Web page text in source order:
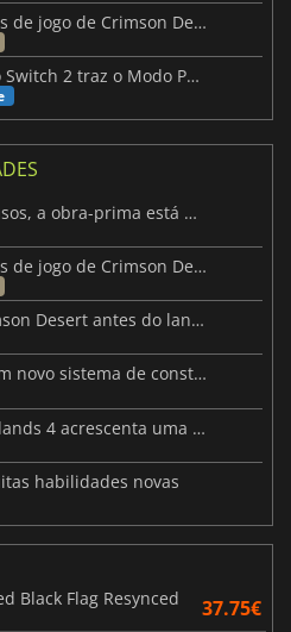
Pearl Abyss revela imagens de jogo de Crimson Desert para a PS5
A atualização da Nintendo Switch 2 traz o Modo Portátil aos jogos mais antigos da Switch
GTA VI: Para além dos atrasos, a obra-prima está quase a chegar
Pearl Abyss revela imagens de jogo de Crimson Desert para a PS5
A controvérsia atinge Crimson Desert antes do lançamento
Subnautica 2 apresenta um novo sistema de construção de bases
O primeiro DLC de Borderlands 4 acrescenta uma nova personagem e muito mais
habilidades novas
Black Flag Resynced
37.75€